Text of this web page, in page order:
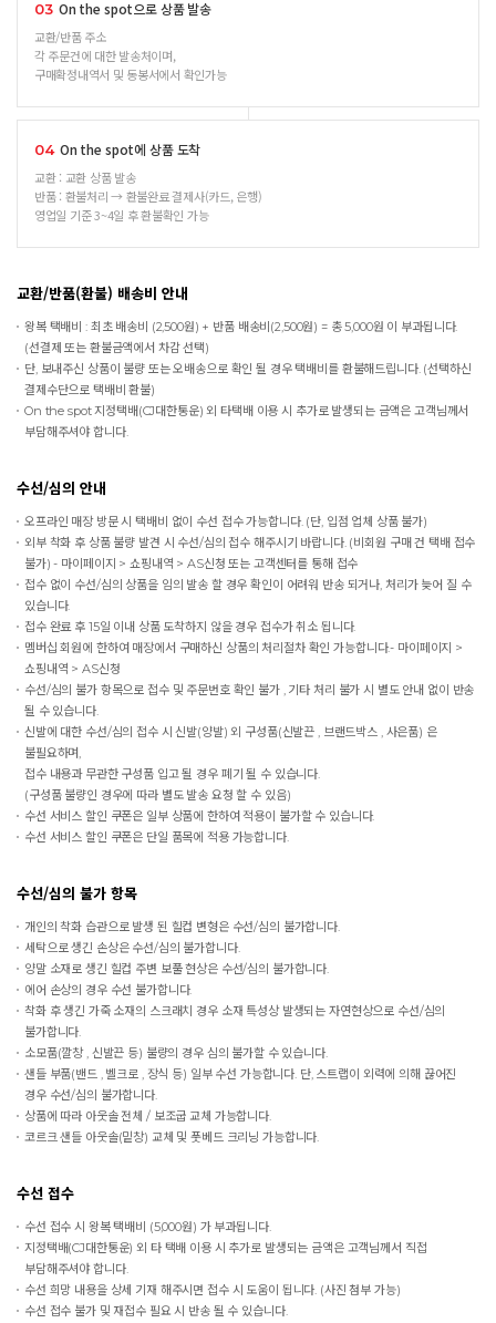
03 On the spot으로 상품 발송
교환/반품 주소
각 주문건에 대한 발송처이며,
구매확정내역서 및 동봉서에서 확인가능
04 On the spot에 상품 도착
교환 : 교환 상품 발송
반품 : 환불처리 → 환불완료 결제사(카드, 은행)
영업일 기준 3~4일 후 환불확인 가능
교환/반품(환불) 배송비 안내
왕복 택배비 : 최초 배송비 (2,500원) + 반품 배송비(2,500원) = 총 5,000원 이 부과됩니다.
(선결제 또는 환불금액에서 차감 선택)
단, 보내주신 상품이 불량 또는 오배송으로 확인 될 경우 택배비를 환불해드립니다. (선택하신
결제수단으로 택배비 환불)
On the spot지정택배(CJ대한통운) 외 타택배 이용 시 추가로 발생되는 금액은 고객님께서
부담해주셔야 합니다.
수선/심의 안내
오프라인 매장 방문 시 택배비 없이 수선 접수 가능합니다. (단, 입점 업체 상품 불가)
외부 착화 후 상품 불량 발견 시 수선/심의 접수 해주시기 바랍니다. (비회원 구매 건 택배 접수
불가) - 마이페이지 > 쇼핑내역 > AS신청 또는 고객센터를 통해 접수
접수 없이 수선/심의 상품을 임의 발송 할 경우 확인이 어려워 반송 되거나, 처리가 늦어 질 수
있습니다.
접수 완료 후 15일 이내 상품 도착하지 않을 경우 접수가 취소 됩니다.
멤버십 회원에 한하여 매장에서 구매하신 상품의 처리절차 확인 가능합니다.- 마이페이지 >
쇼핑내역 > AS신청
수선/심의 불가 항목으로 접수 및 주문번호 확인 불가 , 기타 처리 불가 시 별도 안내 없이 반송
될 수 있습니다.
신발에 대한 수선/심의 접수 시 신발(양발) 외 구성품(신발끈 , 브랜드박스 , 사은품) 은
불필요하며,
접수 내용과 무관한 구성품 입고 될 경우 폐기 될 수 있습니다.
(구성품 불량인 경우에 따라 별도 발송 요청 할 수 있음)
수선 서비스 할인 쿠폰은 일부 상품에 한하여 적용이 불가할 수 있습니다.
수선 서비스 할인 쿠폰은 단일 품목에 적용 가능합니다.
수선/심의 불가 항목
개인의 착화 습관으로 발생 된 힐컵 변형은 수선/심의 불가합니다.
세탁으로 생긴 손상은 수선/심의 불가합니다.
양말 소재로 생긴 힐컵 주변 보풀 현상은 수선/심의 불가합니다.
에어 손상의 경우 수선 불가합니다.
착화 후 생긴 가죽 소재의 스크래치 경우 소재 특성상 발생되는 자연현상으로 수선/심의
불가합니다.
소모품(깔창 , 신발끈 등) 불량의 경우 심의 불가할 수 있습니다.
샌들 부품(밴드 , 벨크로 , 장식 등) 일부 수선 가능합니다. 단, 스트랩이 외력에 의해 끊어진
경우 수선/심의 불가합니다.
상품에 따라 아웃솔 전체 / 보조굽 교체 가능합니다.
코르크 샌들 아웃솔(밑창) 교체 및 풋베드 크리닝 가능합니다.
수선 접수
수선 접수 시 왕복 택배비 (5,000원) 가 부과됩니다.
지정택배(CJ대한통운) 외 타 택배 이용 시 추가로 발생되는 금액은 고객님께서 직접
부담해주셔야 합니다.
수선 희망 내용을 상세 기재 해주시면 접수 시 도움이 됩니다. (사진 첨부 가능)
수선 접수 불가 및 재접수 필요 시 반송 될 수 있습니다.